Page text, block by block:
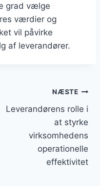
grad vælge
værdier og
vil påvirke
af leverandører.
NÆSTE
Leverandørens rolle i
at styrke
virksomhedens
operationelle
effektivitet